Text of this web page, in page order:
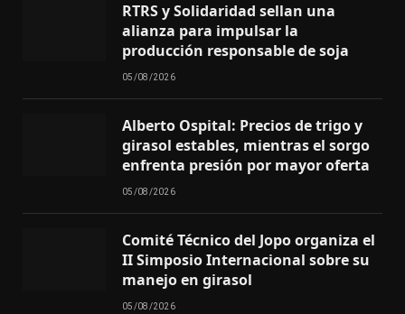
RTRS y Solidaridad sellan una
alianza para impulsar la
producción responsable de soja
05/08/2026
Alberto Ospital: Precios de trigo y
girasol estables, mientras el sorgo
enfrenta presión por mayor oferta
05/08/2026
Comité Técnico del Jopo organiza el
II Simposio Internacional sobre su
manejo en girasol
05/08/2026